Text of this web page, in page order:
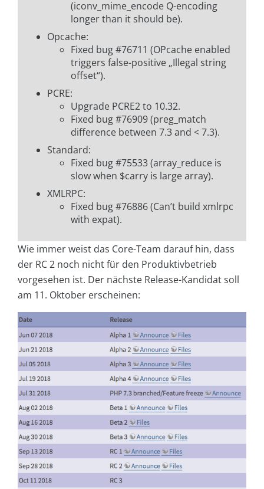
(iconv_mime_encode Q-encoding
longer than it should be).
Opcache:
Fixed bug #76711 (OPcache enabled
triggers false-positive „Illegal string
offset“).
PCRE:
Upgrade PCRE2 to 10.32.
Fixed bug #76909 (preg_match
difference between 7.3 and < 7.3).
Standard:
Fixed bug #75533 (array_reduce is
slow when $carry is large array).
XMLRPC:
Fixed bug #76886 (Can’t build xmlrpc
with expat).
Wie immer weist das Core-Team darauf hin, dass
der RC 2 noch nicht für den Produktivbetrieb
vorgesehen ist. Der nächste Release-Kandidat soll
am 11. Oktober erscheinen: